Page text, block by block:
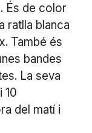
És de color
ratlla blanca
També és
bandes
La seva
10
del matí i